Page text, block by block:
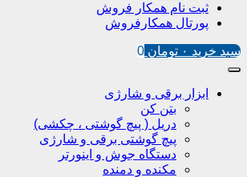
ثبت نام همکار فروش
پورتال همکارفروش
سبد خرید ۰ تومان 0
ابزار برقی و شارژی
بتن کن
دریل ( پیچ گوشتی ، چکشی)
پیچ گوشتی برقی و شارژی
دستگاه جوش و اینورتر
مکنده و دمنده